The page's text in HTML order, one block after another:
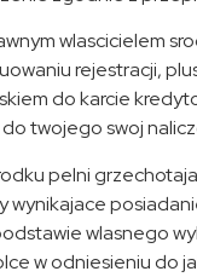
wlascicielem
rejestracji,
do karcie
twojego swoj
pelni
wlasnego
w odniesieniu do